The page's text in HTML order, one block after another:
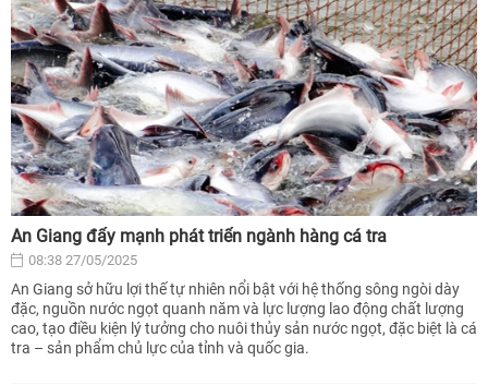
An Giang đẩy mạnh phát triển ngành hàng cá tra
08:38 27/05/2025
An Giang sở hữu lợi thế tự nhiên nổi bật với hệ thống sông ngòi dày
đặc, nguồn nước ngọt quanh năm và lực lượng lao động chất lượng
cao, tạo điều kiện lý tưởng cho nuôi thủy sản nước ngọt, đặc biệt là cá
tra – sản phẩm chủ lực của tỉnh và quốc gia.